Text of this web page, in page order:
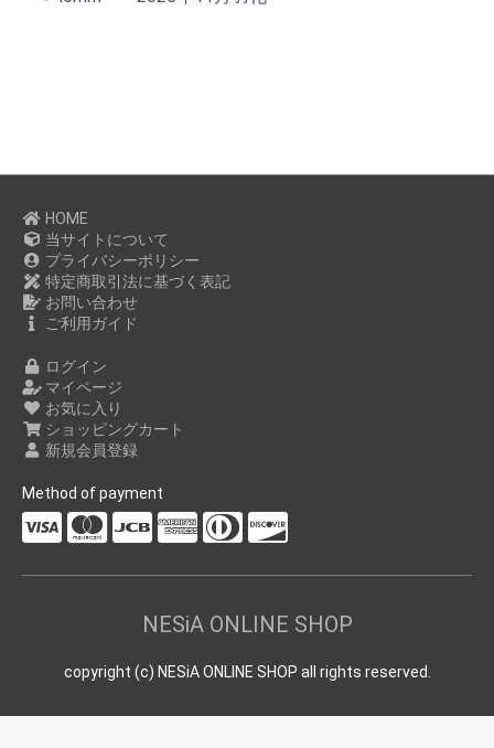
HOME
当サイトについて
プライバシーポリシー
特定商取引法に基づく表記
お問い合わせ
ご利用ガイド
ログイン
マイページ
お気に入り
ショッピングカート
新規会員登録
Method of payment
NESiA ONLINE SHOP
copyright (c) NESiA ONLINE SHOP all rights reserved.